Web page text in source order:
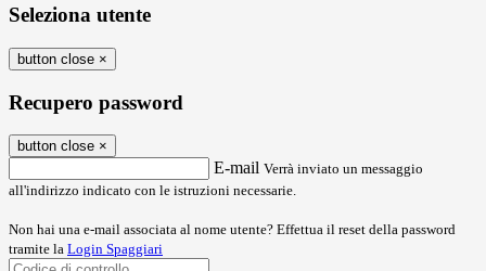
Seleziona utente
button close ×
Recupero password
button close ×
E-mail Verrà inviato un messaggio
all'indirizzo indicato con le istruzioni necessarie.
Non hai una e-mail associata al nome utente? Effettua il reset della password
tramite la Login Spaggiari